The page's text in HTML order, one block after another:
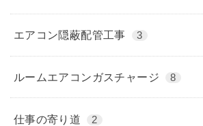
エアコン隠蔽配管工事 3
ルームエアコンガスチャージ 8
仕事の寄り道 2